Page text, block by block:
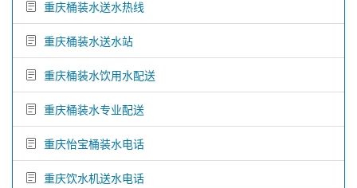
重庆桶装水送水热线
重庆桶装水送水站
重庆桶装水饮用水配送
重庆桶装水专业配送
重庆怡宝桶装水电话
重庆饮水机送水电话